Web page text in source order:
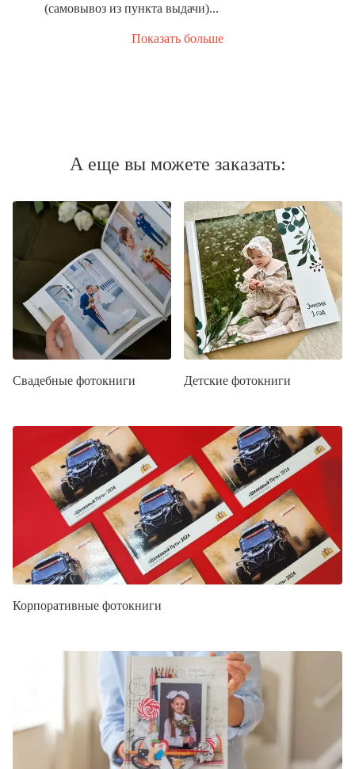
(самовывоз из пункта выдачи)...
Показать больше
А еще вы можете заказать:
Свадебные фотокниги Детские фотокниги
Корпоративные фотокниги